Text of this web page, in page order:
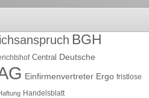
BGH
Central Deutsche
Einfirmenvertreter Ergo fristlose
Handelsblatt